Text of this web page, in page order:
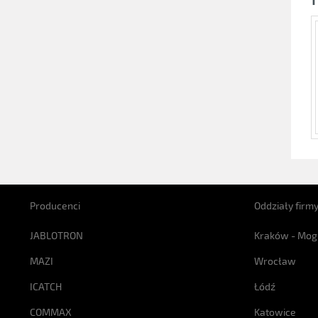
Producenci
JABLOTRON
MAZI
ICATCH
COMMAX
Oddziały firmy
Kraków -
Wrocław
Łódź
Katowice